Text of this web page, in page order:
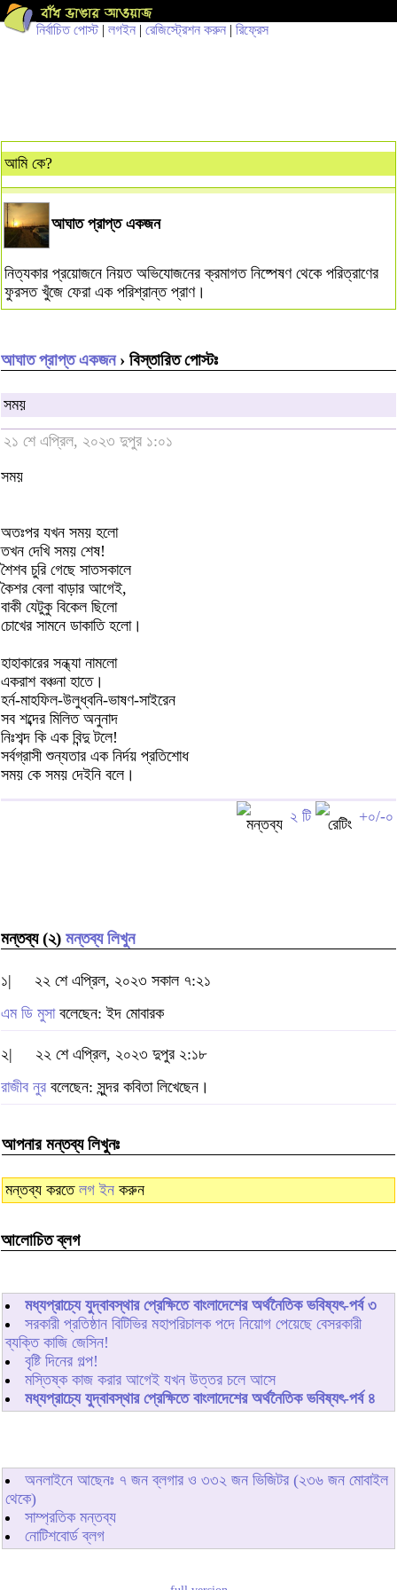
নির্বাচিত পোস্ট| লগইন | রেজিস্ট্রেশন করুন | রিফ্রেস
আমি কে?
আঘাত প্রাপ্ত একজন
নিত্যকার প্রয়োজনে নিয়ত অভিযোজনের ক্রমাগত নিষ্পেষণ থেকে পরিত্রাণের
ফুরসত খুঁজে ফেরা এক পরিশ্রান্ত প্রাণ।
আঘাত প্রাপ্ত একজন› বিস্তারিত পোস্টঃ
সময়
২১ শে এপ্রিল, ২০২৩ দুপুর ১:০১
সময়
অতঃপর যখন সময় হলো
তখন দেখি সময় শেষ!
শৈশব চুরি গেছে সাতসকালে
কৈশর বেলা বাড়ার আগেই,
বাকী যেটুকু বিকেল ছিলো
চোখের সামনে ডাকাতি হলো।
হাহাকারের সন্ধ্যা নামলো
একরাশ বঞ্চনা হাতে।
হর্ন-মাহফিল-উলুধ্বনি-ভাষণ-সাইরেন
সব শব্দের মিলিত অনুনাদ
নিঃশব্দ কি এক বিন্দু টলে!
সর্বগ্রাসী শুন্যতার এক নির্দয় প্রতিশোধ
সময় কে সময় দেইনি বলে।
২ টি +০/-০
মন্তব্য (২) মন্তব্য লিখুন
১|
২২ শে এপ্রিল, ২০২৩ সকাল ৭:২১
এম ডি মুসাবলেছেন: ইদ মোবারক
২|
২২ শে এপ্রিল, ২০২৩ দুপুর ২:১৮
রাজীব নুর বলেছেন: সুন্দর কবিতা লিখেছেন।
আপনার মন্তব্য লিখুনঃ
মন্তব্য করতে লগ ইন করুন
আলোচিত ব্লগ
মধ্যপ্রাচ্যে যুদ্বাবস্থার প্রেক্ষিতে বাংলাদেশের অর্থনৈতিক ভবিষ্যৎ-পর্ব ৩
সরকারী প্রতিষ্ঠান বিটিভির মহাপরিচালক পদে নিয়োগ পেয়েছে বেসরকারী
ব্যক্তি কাজি জেসিন!
বৃষ্টি দিনের গল্প!
মস্তিষ্ক কাজ করার আগেই যখন উত্তর চলে আসে
মধ্যপ্রাচ্যে যুদ্বাবস্থার প্রেক্ষিতে বাংলাদেশের অর্থনৈতিক ভবিষ্যৎ-পর্ব ৪
অনলাইনে আছেনঃ ৭ জন ব্লগার ও ৩৩২ জন ভিজিটর (২৩৬ জন মোবাইল
থেকে)
সাম্প্রতিক মন্তব্য
নোটিশবোর্ড ব্লগ